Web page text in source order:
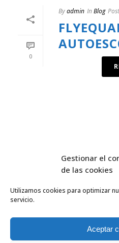
Gestionar el
de las cookies
Utilizamos cookies para optimizar
servicio.
Aceptar
0
Byadmin InBlog
ESCUELA